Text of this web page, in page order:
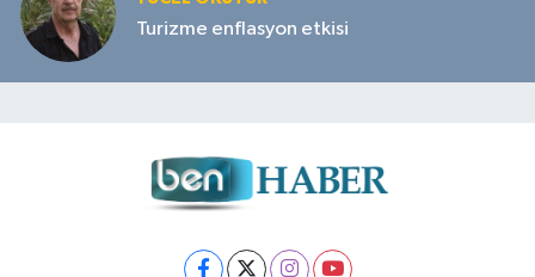
Turizme enflasyon etkisi